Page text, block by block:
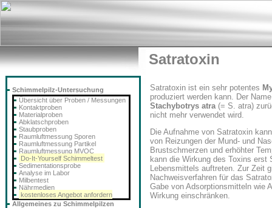
Satratoxin
Satratoxin ist ein sehr potentes
produziert werden kann. Der
Stachybotrys atra(= S. atra)
nicht mehr verwendet wird.
Die Aufnahme von Satratoxin
von Reizungen der Mund- und
Brustschmerzen und erhöhter
kann die Wirkung des Toxins erst
Lebensmittels auftreten. Zur Zeit
Nachweisverfahren für das
Gabe von Adsorptionsmitteln wie
Wirkung einschränken.
Schimmelpilz-Untersuchung
Übersicht über Proben / Messungen
Kontaktproben
Materialproben
Abklatschproben
Staubproben
Raumluftmessung Sporen
Raumluftmessung Partikel
Raumluftmessung MVOC
Do-It-Yourself Schimmeltest
Sedimentationsprobe
Analyse im Labor
Milbentest
Nährmedien
kostenloses Angebot anfordern
Allgemeines zu Schimmelpilzen